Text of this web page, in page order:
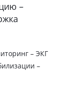
–
– ЭКГ
–